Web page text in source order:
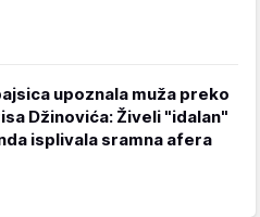
upoznala muža preko
Džinovića: Živeli "idalan"
isplivala sramna afera